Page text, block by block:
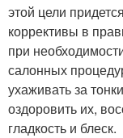
этой цели
коррективы в
при
салонных
ухаживать за
оздоровить их,
гладкость и блеск.